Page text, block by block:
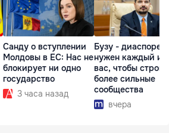
Санду о вступлении
Молдовы в ЕС: Нас не
блокирует ни одно
государство
3 часа назад
Бузу - диаспоре:
нужен каждый из
вас, чтобы
более сильные
сообщества
вчера